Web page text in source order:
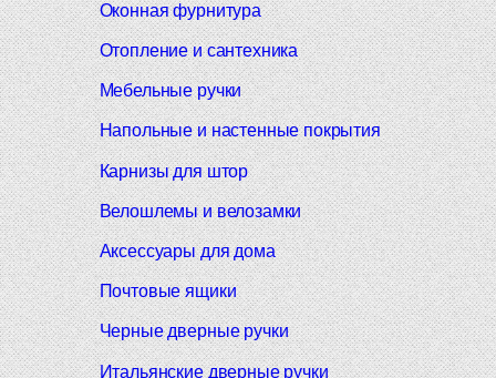
Оконная фурнитура
Отопление и сантехника
Мебельные ручки
Напольные и настенные покрытия
Карнизы для штор
Велошлемы и велозамки
Аксессуары для дома
Почтовые ящики
Черные дверные ручки
Итальянские дверные ручки